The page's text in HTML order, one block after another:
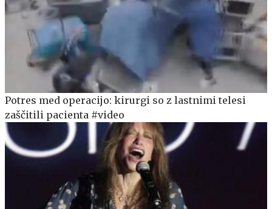
Potres med operacijo: kirurgi so z lastnimi telesi
zaščitili pacienta #video